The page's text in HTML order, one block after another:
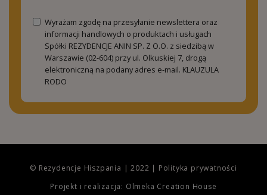
Wyrażam zgodę na przesyłanie newslettera oraz
informacji handlowych o produktach i usługach
Spółki REZYDENCJE ANIN SP. Z O.O. z siedzibą w
Warszawie (02-604) przy ul. Olkuskiej 7, drogą
elektroniczną na podany adres e-mail. KLAUZULA
RODO
© Rezydencje Hiszpania | 2022 | Polityka prywatności
Projekt i realizacja: Olmeka Creation House